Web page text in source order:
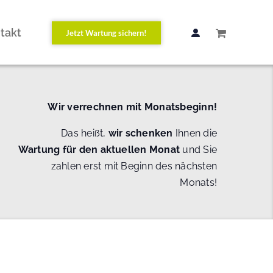
Jetzt Wartung sichern!
Wir verrechnen mit Monatsbeginn!
Das heißt, wir schenken Ihnen die
Wartung für den aktuellen Monat und Sie
zahlen erst mit Beginn des nächsten
Monats!